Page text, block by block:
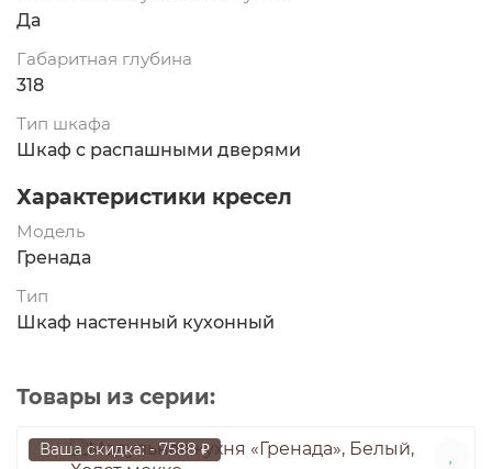
Да
Габаритная глубина
318
Тип шкафа
Шкаф с распашными дверями
Характеристики кресел
Модель
Гренада
Тип
Шкаф настенный кухонный
Товары из серии:
Ваша скидка: - 7588 ₽